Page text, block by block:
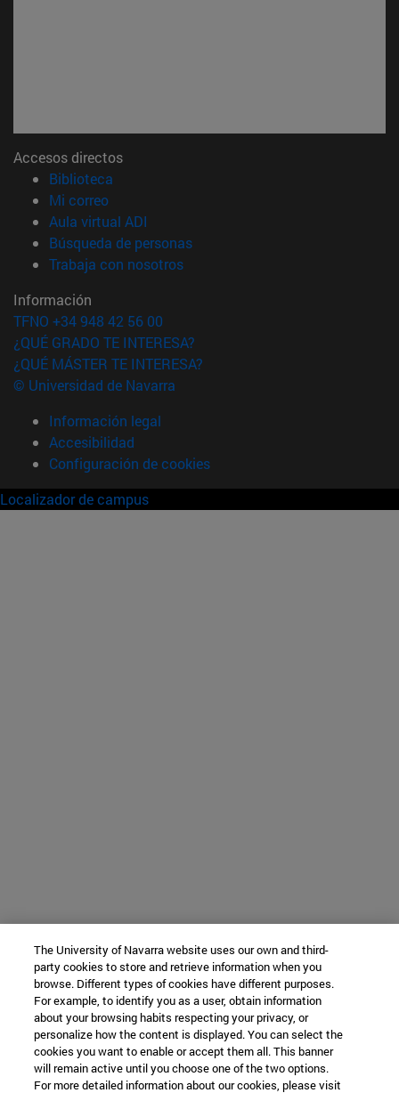
Accesos directos
Biblioteca
Mi correo(abre en nueva ventana)
Aula virtual ADI
Búsqueda de personas(abre en nueva ventana)
Trabaja con nosotros(abre en nueva ventana)
Información
TFNO +34 948 42 56 00
¿QUÉ GRADO TE INTERESA?
¿QUÉ MÁSTER TE INTERESA?
© Universidad de Navarra
Información legal
Accesibilidad
Configuración de cookies
Localizador de campus
The University of Navarra website uses our own and third-
party cookies to store and retrieve information when you
browse. Different types of cookies have different purposes.
For example, to identify you as a user, obtain information
about your browsing habits respecting your privacy, or
personalize how the content is displayed. You can select the
cookies you want to enable or accept them all. This banner
will remain active until you choose one of the two options.
For more detailed information about our cookies, please visit